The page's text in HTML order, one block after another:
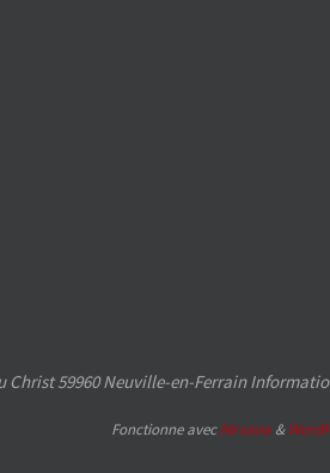
59960 Neuville-en-Ferrain
Fonctionne avecNirvana &